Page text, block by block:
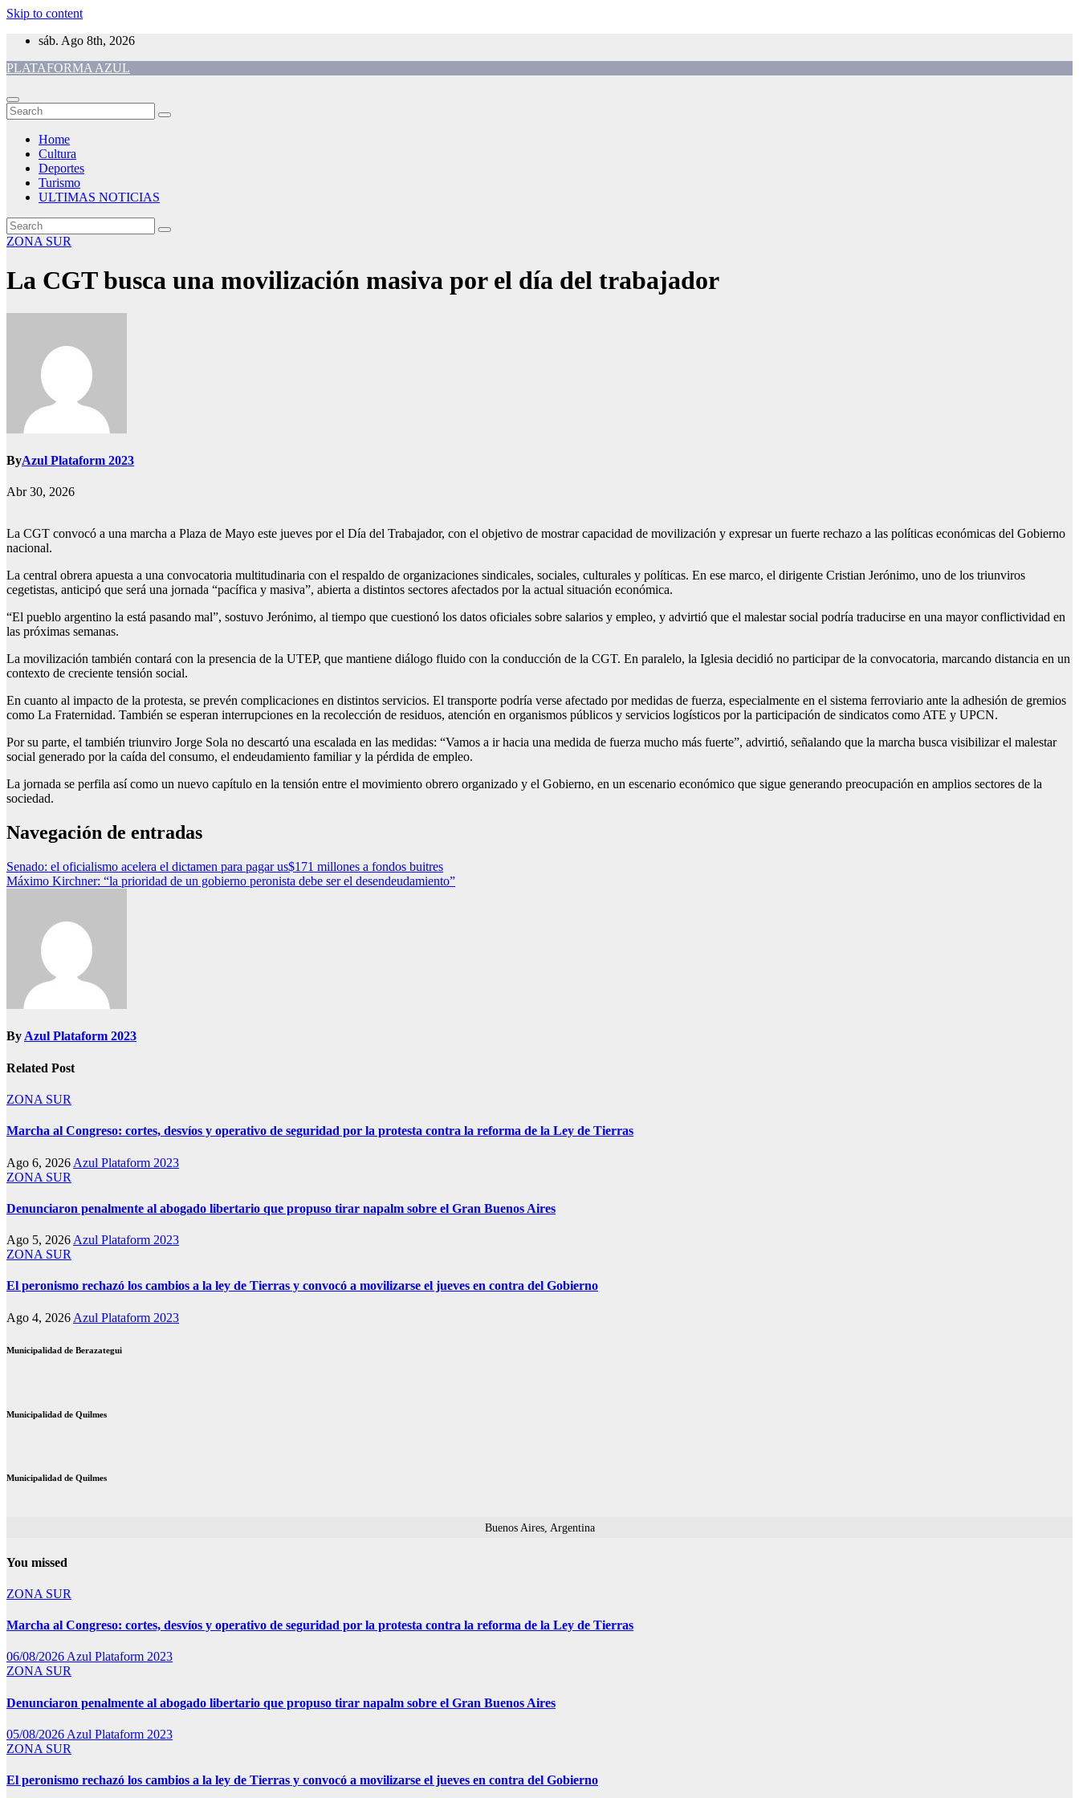
Skip to content
sáb. Ago 8th, 2026
PLATAFORMA AZUL
Home
Cultura
Deportes
Turismo
ULTIMAS NOTICIAS
ZONA SUR
La CGT busca una movilización masiva por el día del trabajador
ByAzul Plataform 2023
Abr 30, 2026
La CGT convocó a una marcha a Plaza de Mayo este jueves por el Día del Trabajador, con el objetivo de mostrar capacidad de movilización y expresar un fuerte rechazo a las políticas económicas del Gobierno
nacional.
La central obrera apuesta a una convocatoria multitudinaria con el respaldo de organizaciones sindicales, sociales, culturales y políticas. En ese marco, el dirigente Cristian Jerónimo, uno de los triunviros
cegetistas, anticipó que será una jornada “pacífica y masiva”, abierta a distintos sectores afectados por la actual situación económica.
“El pueblo argentino la está pasando mal”, sostuvo Jerónimo, al tiempo que cuestionó los datos oficiales sobre salarios y empleo, y advirtió que el malestar social podría traducirse en una mayor conflictividad en
las próximas semanas.
La movilización también contará con la presencia de la UTEP, que mantiene diálogo fluido con la conducción de la CGT. En paralelo, la Iglesia decidió no participar de la convocatoria, marcando distancia en un
contexto de creciente tensión social.
En cuanto al impacto de la protesta, se prevén complicaciones en distintos servicios. El transporte podría verse afectado por medidas de fuerza, especialmente en el sistema ferroviario ante la adhesión de gremios
como La Fraternidad. También se esperan interrupciones en la recolección de residuos, atención en organismos públicos y servicios logísticos por la participación de sindicatos como ATE y UPCN.
Por su parte, el también triunviro Jorge Sola no descartó una escalada en las medidas: “Vamos a ir hacia una medida de fuerza mucho más fuerte”, advirtió, señalando que la marcha busca visibilizar el malestar
social generado por la caída del consumo, el endeudamiento familiar y la pérdida de empleo.
La jornada se perfila así como un nuevo capítulo en la tensión entre el movimiento obrero organizado y el Gobierno, en un escenario económico que sigue generando preocupación en amplios sectores de la
sociedad.
Navegación de entradas
Senado: el oficialismo acelera el dictamen para pagar us$171 millones a fondos buitres
Máximo Kirchner: “la prioridad de un gobierno peronista debe ser el desendeudamiento”
ByAzul Plataform 2023
Related Post
ZONA SUR
Marcha al Congreso: cortes, desvíos y operativo de seguridad por la protesta contra la reforma de la Ley de Tierras
Ago 6, 2026 Azul Plataform 2023
ZONA SUR
Denunciaron penalmente al abogado libertario que propuso tirar napalm sobre el Gran Buenos Aires
Ago 5, 2026 Azul Plataform 2023
ZONA SUR
El peronismo rechazó los cambios a la ley de Tierras y convocó a movilizarse el jueves en contra del Gobierno
Ago 4, 2026 Azul Plataform 2023
Municipalidad de Berazategui
Municipalidad de Quilmes
Municipalidad de Quilmes
Buenos Aires, Argentina
You missed
ZONA SUR
Marcha al Congreso: cortes, desvíos y operativo de seguridad por la protesta contra la reforma de la Ley de Tierras
06/08/2026Azul Plataform 2023
ZONA SUR
Denunciaron penalmente al abogado libertario que propuso tirar napalm sobre el Gran Buenos Aires
05/08/2026 Azul Plataform 2023
ZONA SUR
El peronismo rechazó los cambios a la ley de Tierras y convocó a movilizarse el jueves en contra del Gobierno